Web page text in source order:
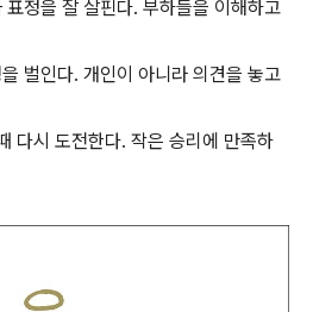
정을 잘 살핀다. 부하들을 이해하고
벌인다. 개인이 아니라 의견을 놓고
다시 도전한다. 작은 승리에 만족하